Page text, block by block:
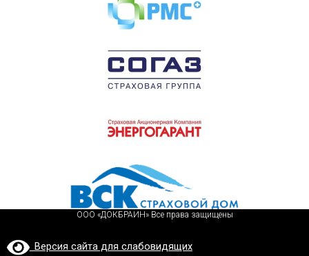
ООО «ДОКБРАИН» Все права защищены
Версия сайта для слабовидящих